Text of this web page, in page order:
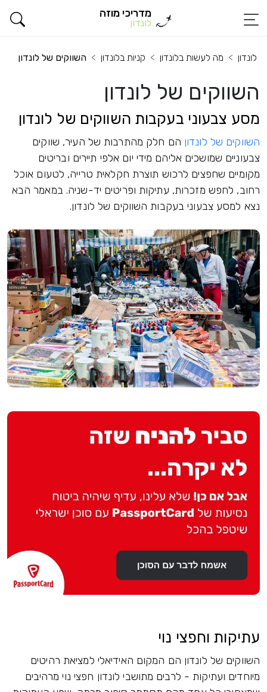
מדריכי מוזה
לונדון
לונדון מה לעשות בלונדון קניות בלונדון השווקים של לונדון
השווקים של לונדון
מסע צבעוני בעקבות השווקים של לונדון
השווקים של לונדון הם חלק מהתרבות של העיר, שווקים
צבעוניים שמושכים אליהם מידי יום אלפי תיירים ובריטים
מקומיים שחפצים לרכוש תוצרת חקלאית טרייה, לטעום אוכל
רחוב, לחפש מזכרות, עתיקות ופריטים יד-שניה. במאמר הבא
נצא למסע צבעוני בעקבות השווקים של לונדון.
עתיקות וחפצי נוי
השווקים של לונדון הם המקום האידיאלי למציאת רהיטים
מיוחדים ועתיקות - לרבים מתושבי לונדון חפצי נוי מרהיבים